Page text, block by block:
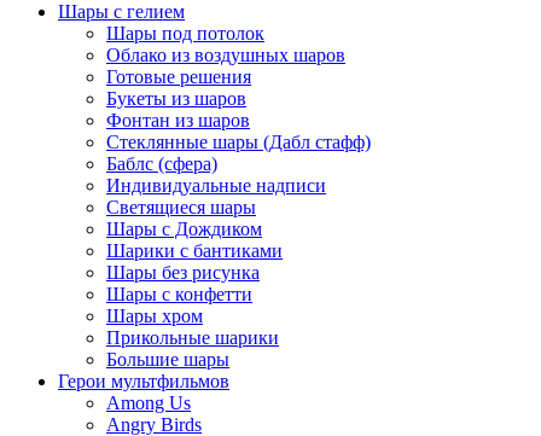
Шары с гелием
Шары под потолок
Облако из воздушных шаров
Готовые решения
Букеты из шаров
Фонтан из шаров
Стеклянные шары (Дабл стафф)
Баблс (сфера)
Индивидуальные надписи
Светящиеся шары
Шары с Дождиком
Шарики с бантиками
Шары без рисунка
Шары с конфетти
Шары хром
Прикольные шарики
Большие шары
Герои мультфильмов
Among Us
Angry Birds